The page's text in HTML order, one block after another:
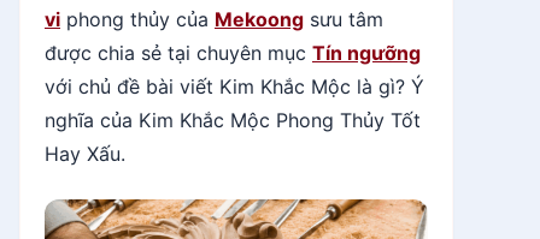
vi phong thủy của Mekoong sưu tâm
được chia sẻ tại chuyên mục Tín ngưỡng
với chủ đề bài viết Kim Khắc Mộc là gì? Ý
nghĩa của Kim Khắc Mộc Phong Thủy Tốt
Hay Xấu.